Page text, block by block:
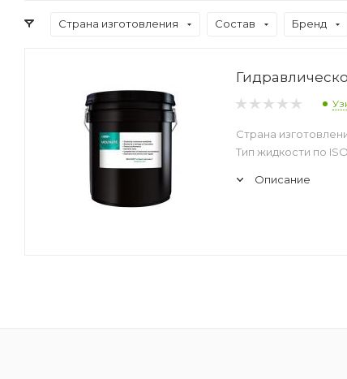
Страна изготовления Состав Бренд
Страна
Тип жидкости по ISO
Описание